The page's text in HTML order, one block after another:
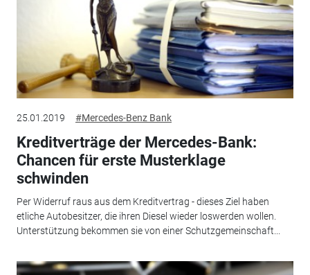
25.01.2019 #Mercedes-Benz Bank
Kreditverträge der Mercedes-Bank:
Chancen für erste Musterklage
schwinden
Per Widerruf raus aus dem Kreditvertrag - dieses Ziel haben
etliche Autobesitzer, die ihren Diesel wieder loswerden wollen.
Unterstützung bekommen sie von einer Schutzgemeinschaft...